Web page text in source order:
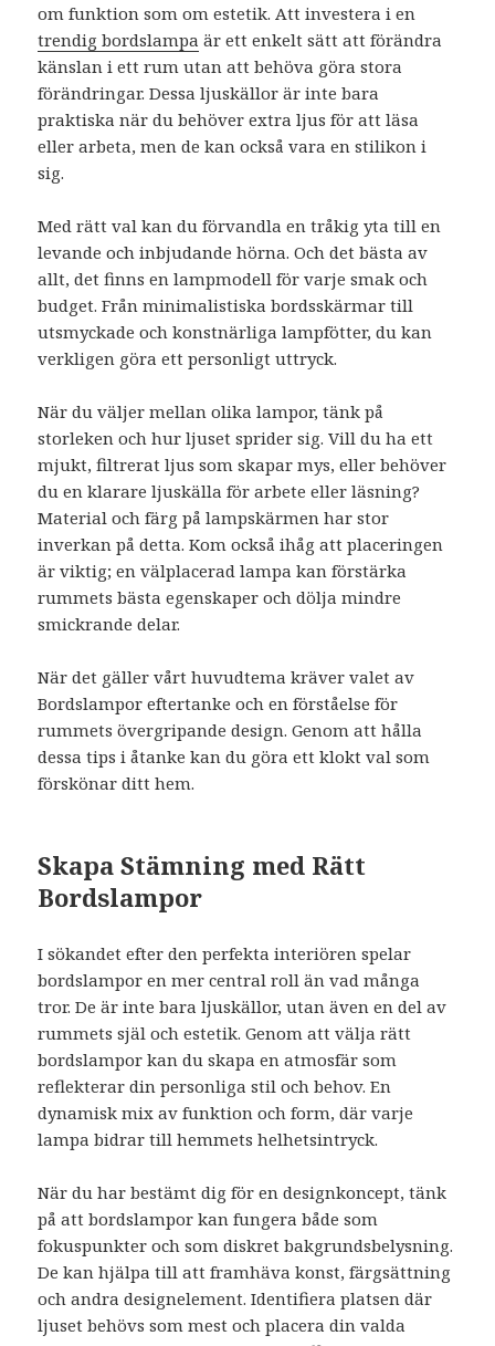
om funktion som om estetik. Att investera i en
trendig bordslampa är ett enkelt sätt att förändra
känslan i ett rum utan att behöva göra stora
förändringar. Dessa ljuskällor är inte bara
praktiska när du behöver extra ljus för att läsa
eller arbeta, men de kan också vara en stilikon i
sig.
Med rätt val kan du förvandla en tråkig yta till en
levande och inbjudande hörna. Och det bästa av
allt, det finns en lampmodell för varje smak och
budget. Från minimalistiska bordsskärmar till
utsmyckade och konstnärliga lampfötter, du kan
verkligen göra ett personligt uttryck.
När du väljer mellan olika lampor, tänk på
storleken och hur ljuset sprider sig. Vill du ha ett
mjukt, filtrerat ljus som skapar mys, eller behöver
du en klarare ljuskälla för arbete eller läsning?
Material och färg på lampskärmen har stor
inverkan på detta. Kom också ihåg att placeringen
är viktig; en välplacerad lampa kan förstärka
rummets bästa egenskaper och dölja mindre
smickrande delar.
När det gäller vårt huvudtema kräver valet av
Bordslampor eftertanke och en förståelse för
rummets övergripande design. Genom att hålla
dessa tips i åtanke kan du göra ett klokt val som
förskönar ditt hem.
Skapa Stämning med Rätt
Bordslampor
I sökandet efter den perfekta interiören spelar
bordslampor en mer central roll än vad många
tror. De är inte bara ljuskällor, utan även en del av
rummets själ och estetik. Genom att välja rätt
bordslampor kan du skapa en atmosfär som
reflekterar din personliga stil och behov. En
dynamisk mix av funktion och form, där varje
lampa bidrar till hemmets helhetsintryck.
När du har bestämt dig för en designkoncept, tänk
på att bordslampor kan fungera både som
fokuspunkter och som diskret bakgrundsbelysning.
De kan hjälpa till att framhäva konst, färgsättning
och andra designelement. Identifiera platsen där
ljuset behövs som mest och placera din valda